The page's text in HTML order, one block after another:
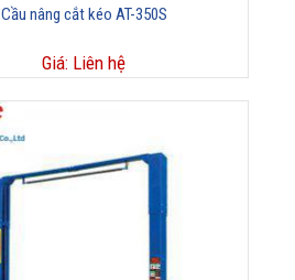
Cầu nâng cắt kéo AT-350S
Giá: Liên hệ